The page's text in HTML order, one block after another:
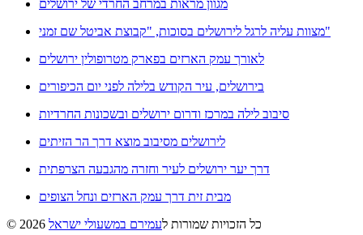
מגוון מראות במרחב החרדי של ירושלים
מצוות עליה לרגל לירושלים בסוכות, "קבוצת אביטל שם זמני"
לאורך עמק הארזים בפארק מטרופולין ירושלים
בירושלים, עיר הקודש בלילה לפני יום הכיפורים
סיבוב לילה במרכז ודרום ירושלים ובשכונות החרדיות
לירושלים מסיבוב מוצא דרך הר הזיתים
דרך יער ירושלים לעיר וחזרה מהגבעה הצרפתית
מבית זית דרך עמק הארזים ונחל הצופים
© 2026 כל הזכויות שמורות לעמירם במשעולי ישראל